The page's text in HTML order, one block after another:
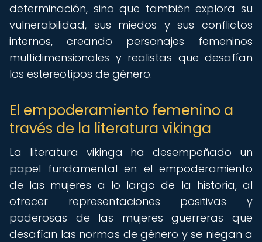
determinación, sino que también explora su
vulnerabilidad, sus miedos y sus conflictos
internos, creando personajes femeninos
multidimensionales y realistas que desafían
los estereotipos de género.
El empoderamiento femenino a
través de la literatura vikinga
La literatura vikinga ha desempeñado un
papel fundamental en el empoderamiento
de las mujeres a lo largo de la historia, al
ofrecer representaciones positivas y
poderosas de las mujeres guerreras que
desafían las normas de género y se niegan a